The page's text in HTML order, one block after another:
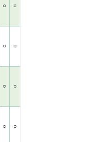
○ ○
○ ○
○ ○
○ ○